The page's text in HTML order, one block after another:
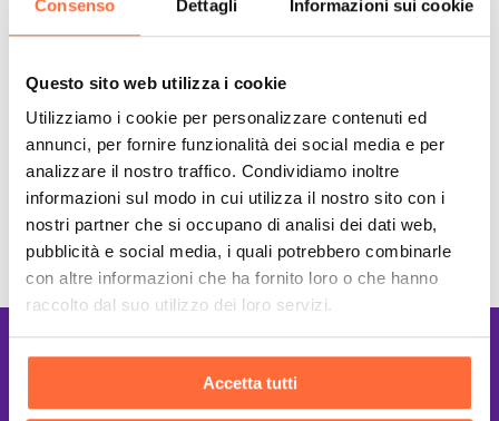
Consenso Dettagli Informazioni sui cookie
Questo sito web utilizza i cookie
Utilizziamo i cookie per personalizzare contenuti ed
annunci, per fornire funzionalità dei social media e per
analizzare il nostro traffico. Condividiamo inoltre
informazioni sul modo in cui utilizza il nostro sito con i
nostri partner che si occupano di analisi dei dati web,
pubblicità e social media, i quali potrebbero combinarle
con altre informazioni che ha fornito loro o che hanno
raccolto dal suo utilizzo dei loro servizi.
Accetta tutti
Lavoriamo con le
Migliori tecnologie